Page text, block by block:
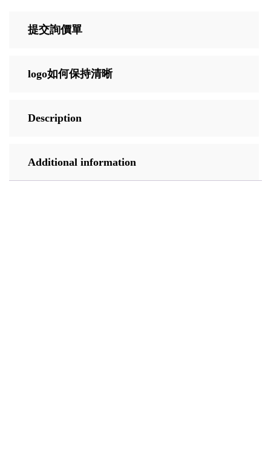
提交詢價單
logo如何保持清晰
Description
Additional information